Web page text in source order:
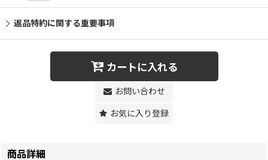
返品特約に関する重要事項
カートに入れる
お問い合わせ
お気に入り登録
商品詳細